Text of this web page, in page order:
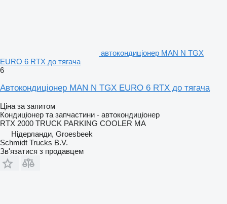
автокондиціонер MAN N TGX
EURO 6 RTX до тягача
6
Автокондиціонер MAN N TGX EURO 6 RTX до тягача
Ціна за запитом
Кондиціонер та запчастини - автокондиціонер
RTX 2000 TRUCK PARKING COOLER MA
Нідерланди, Groesbeek
Schmidt Trucks B.V.
Зв'язатися з продавцем